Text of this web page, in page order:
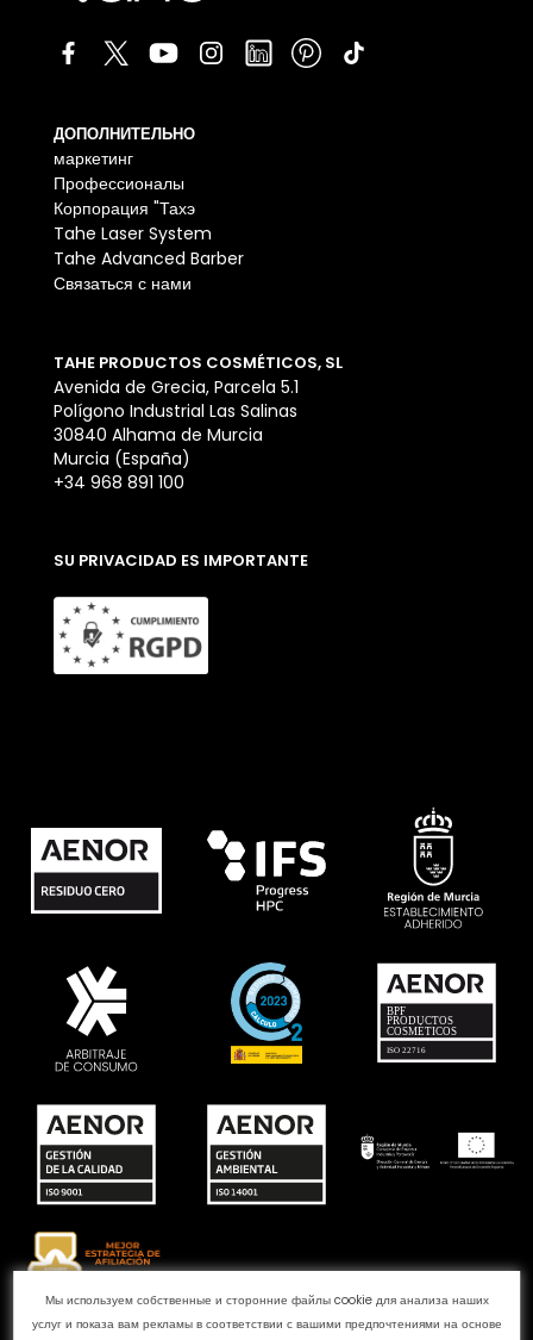
Мы используем собственные и сторонние файлы cookie для анализа наших
услуг и показа вам рекламы в соответствии с вашими предпочтениями на основе
ДОПОЛНИТЕЛЬНО
маркетинг
Профессионалы
Корпорация "Тахэ
Tahe Laser System
Tahe Advanced Barber
Связаться с нами
TAHE PRODUCTOS COSMÉTICOS, SL
Avenida de Grecia, Parcela 5.1
Polígono Industrial Las Salinas
30840 Alhama de Murcia
Murcia (España)
+34 968 891 100
SU PRIVACIDAD ES IMPORTANTE